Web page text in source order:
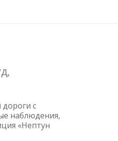
с
наблюдения,
«Нептун